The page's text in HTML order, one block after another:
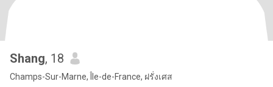
Shang, 18
Champs-Sur-Marne, Île-de-France, ฝรั่งเศส